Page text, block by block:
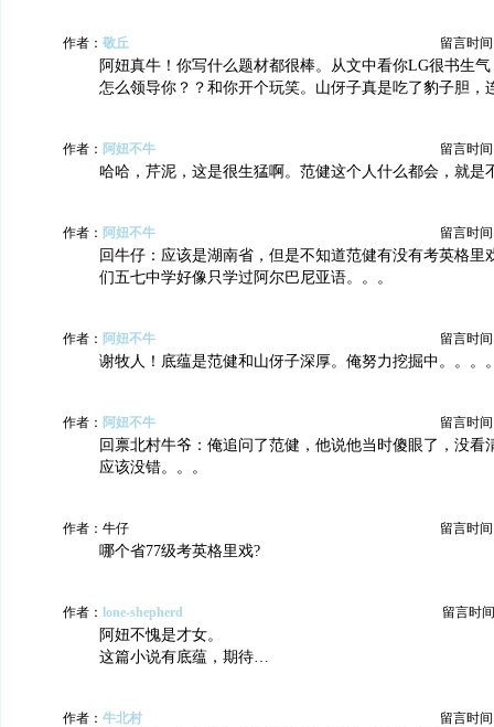
作者： 敬丘 留言时间
阿妞真牛！你写什么题材都很棒。从文中看你LG很书生
怎么领导你？？和你开个玩笑。山伢子真是吃了豹子胆，
作者： 阿妞不牛 留言时间
哈哈，芹泥，这是很生猛啊。范健这个人什么都会，就是
作者： 阿妞不牛 留言时间
回牛仔：应该是湖南省，但是不知道范健有没有考英格里
们五七中学好像只学过阿尔巴尼亚语。。。
作者： 阿妞不牛 留言时间
谢牧人！底蕴是范健和山伢子深厚。俺努力挖掘中。。。
作者： 阿妞不牛 留言时间
回禀北村牛爷：俺追问了范健，他说他当时傻眼了，没看
应该没错。。。
作者：牛仔 留言时间
哪个省77级考英格里戏?
作者： lone-shepherd 留言时
阿妞不愧是才女。
这篇小说有底蕴，期待…
作者： 牛北村 留言时间